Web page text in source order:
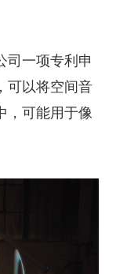
司一项专利申
可以将空间音
，可能用于像